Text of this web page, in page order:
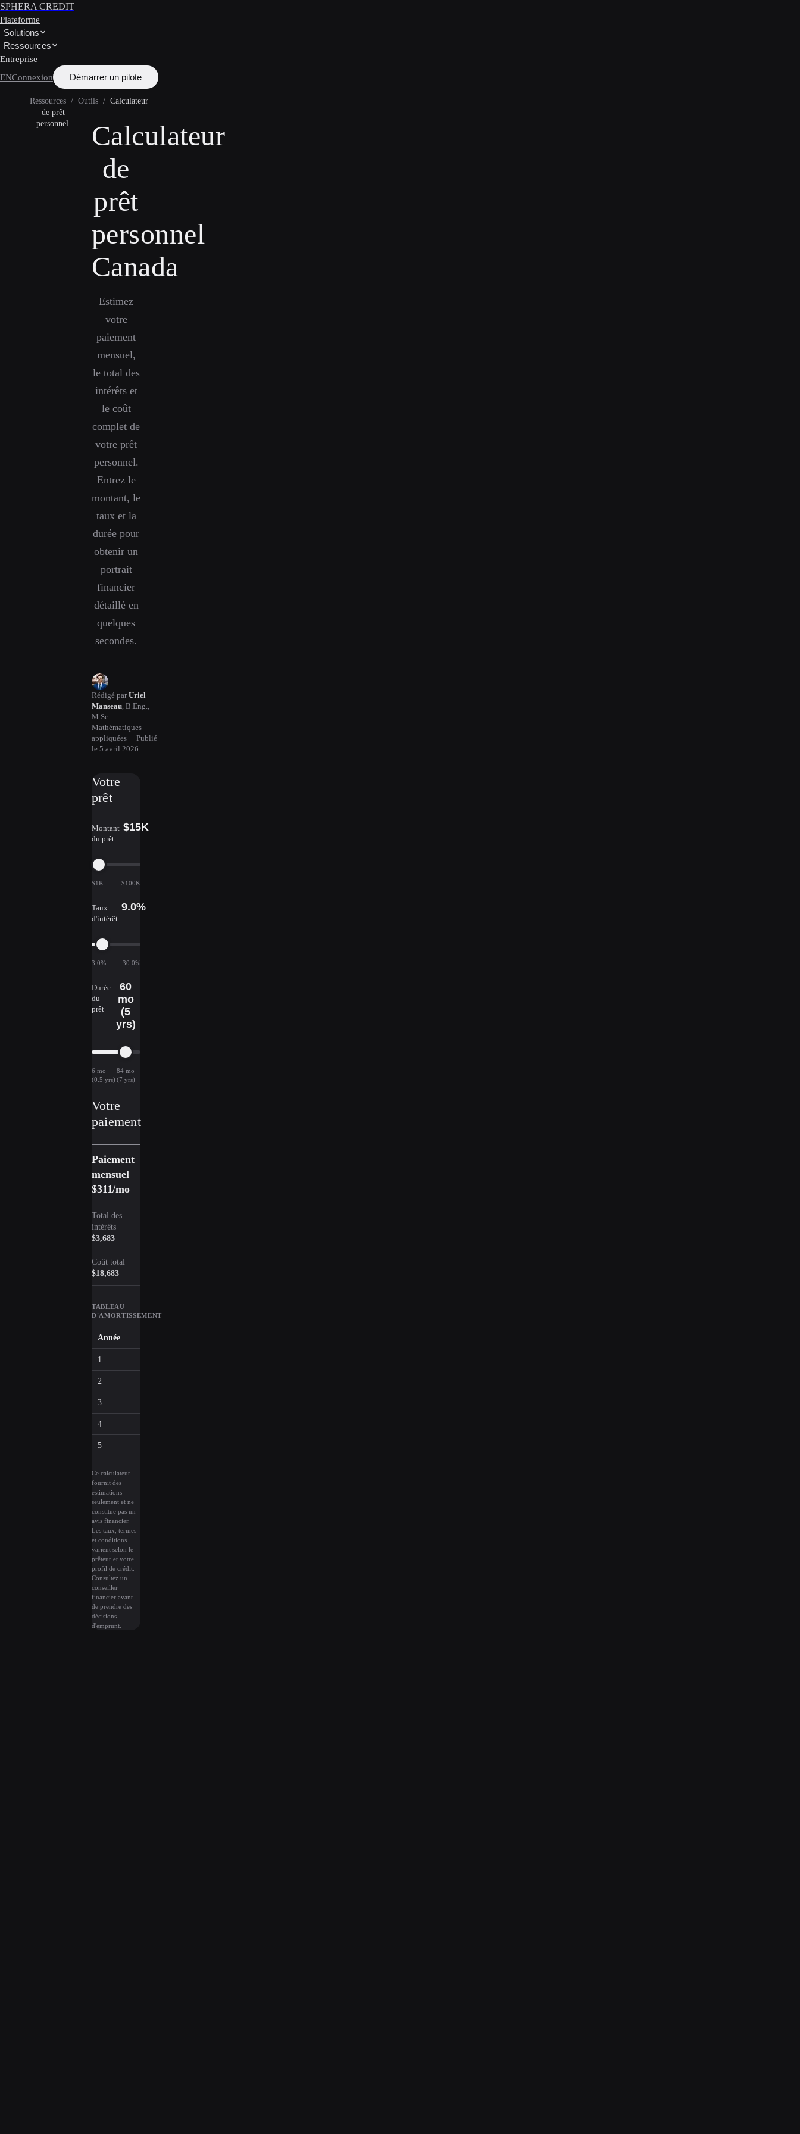
SPHERA CREDIT
Plateforme
Solutions
Ressources
Entreprise
ENConnexion Démarrer un pilote
Ressources / Outils / Calculateur
de prêt
personnel
Calculateur
de
prêt
personnel
Canada
Estimez
votre
paiement
mensuel,
le total des
intérêts et
le coût
complet de
votre prêt
personnel.
Entrez le
montant, le
taux et la
durée pour
obtenir un
portrait
financier
détaillé en
quelques
secondes.
Rédigé par Uriel
Manseau B.Eng.,
M.Sc.
Mathématiques
appliquées · Publié
le 5 avril 2026
Votre
prêt
Montant
du prêt
$15K
$1K $100K
Taux
d'intérêt
9.0%
3.0% 30.0%
Durée
du
prêt
60
mo
(5
yrs)
6 mo
(0.5 yrs)
84 mo
(7 yrs)
Votre
paiement
Paiement
mensuel
$311/mo
Total des
intérêts
$3,683
Coût total
$18,683
TABLEAU
D'AMORTISSEMENT
Année
1
2
3
4
5
Ce calculateur
fournit des
estimations
seulement et ne
constitue pas un
avis financier.
Les taux, termes
et conditions
varient selon le
prêteur et votre
profil de crédit.
Consultez un
conseiller
financier avant
de prendre des
décisions
d'emprunt.